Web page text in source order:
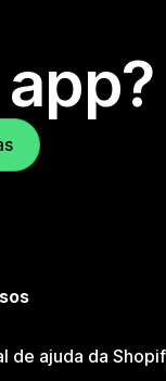
de ajuda da